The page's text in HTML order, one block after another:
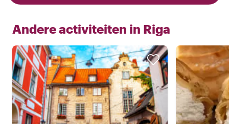
Andere activiteiten in Riga